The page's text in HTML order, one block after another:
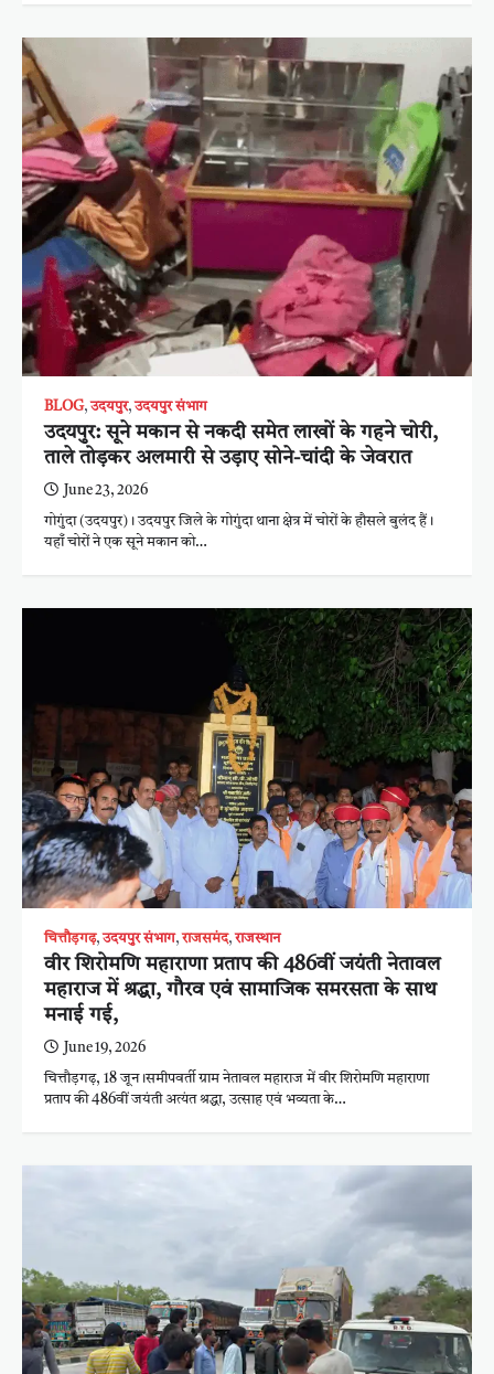
BLOG,उदयपुर,उदयपुर संभाग
उदयपुर: सूने मकान से नकदी समेत लाखों के गहने चोरी,
ताले तोड़कर अलमारी से उड़ाए सोने-चांदी के जेवरात
June 23, 2026
गोगुंदा (उदयपुर)। उदयपुर जिले के गोगुंदा थाना क्षेत्र में चोरों के हौसले बुलंद हैं।
यहाँ चोरों ने एक सूने मकान को…
चित्तौड़गढ़,उदयपुर संभाग,राजसमंद,राजस्थान
वीर शिरोमणि महाराणा प्रताप की 486वीं जयंती नेतावल
महाराज में श्रद्धा, गौरव एवं सामाजिक समरसता के साथ
मनाई गई,
June 19, 2026
चित्तौड़गढ़, 18 जून।समीपवर्ती ग्राम नेतावल महाराज में वीर शिरोमणि महाराणा
प्रताप की 486वीं जयंती अत्यंत श्रद्धा, उत्साह एवं भव्यता के…